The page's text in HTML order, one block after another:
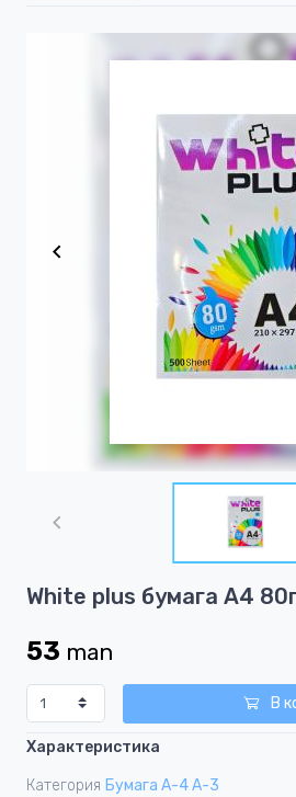
1
1
White plus бумага A4
53 man
В
Характеристика
Категория Бумага А-4 А-3